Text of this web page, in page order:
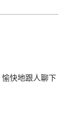
快地跟人聊下